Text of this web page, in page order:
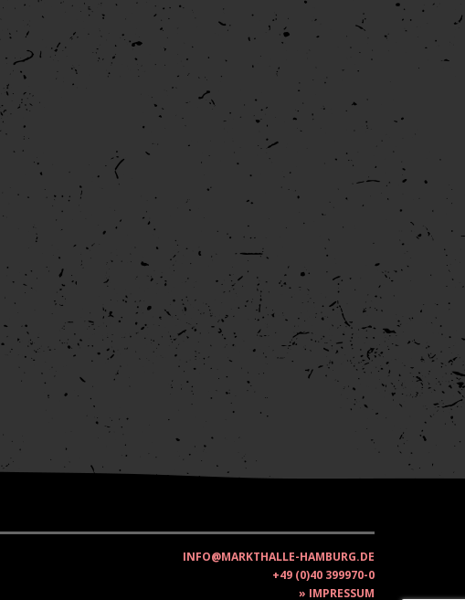
INFO@MARKTHALLE-HAMBURG.DE
+49 (0)40 399970-0
IMPRESSUM